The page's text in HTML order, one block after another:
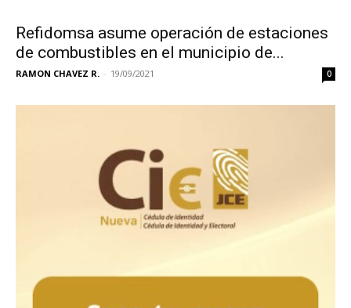
Refidomsa asume operación de estaciones
de combustibles en el municipio de...
RAMON CHAVEZ R. - 19/09/2021 0